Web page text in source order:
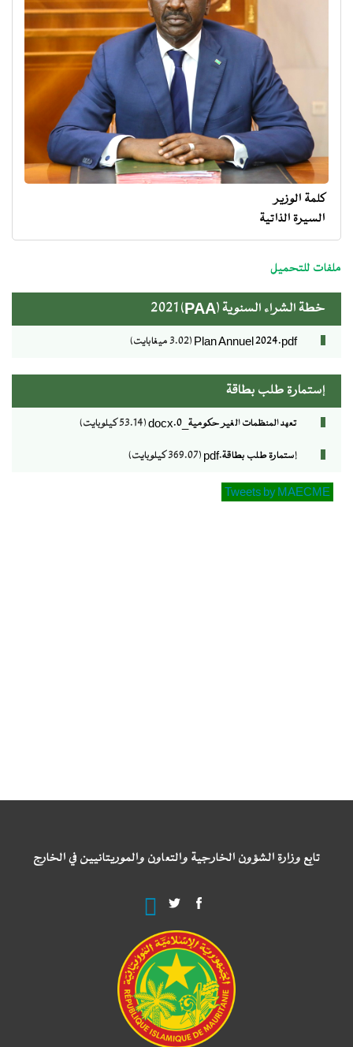
menu
ministre
كلمة الوزير
السيرة الذاتية
ملفات للتحميل
خطة الشراء السنوية (PAA) 2021
Plan Annuel 2024.pdf (3.02 ميغابايت)
إستمارة طلب بطاقة
تعهد المنظمات الغير حكومية_0.docx (53.14 كيلوبايت)
إستمارة طلب بطاقة.pdf (369.07 كيلوبايت)
Tweets by MAECME
تابع وزارة الشؤون الخارجية والتعاون والموريتانيين في الخارج